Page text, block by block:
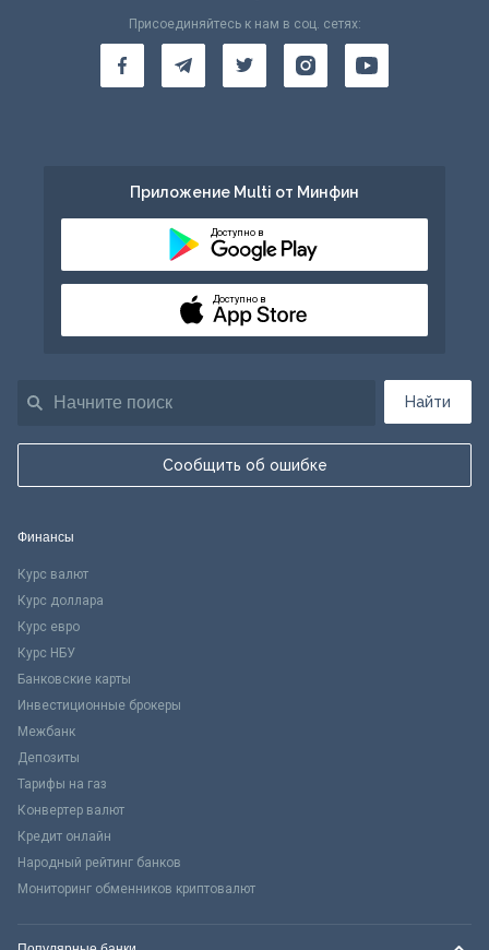
Найти
Сообщить об ошибке
Присоединяйтесь к нам в соц. сетях:
Приложение Multi от Минфин
Доступно в
Доступно в
Финансы
Курс валют
Курс доллара
Курс евро
Курс НБУ
Банковские карты
Инвестиционные брокеры
Межбанк
Депозиты
Тарифы на газ
Конвертер валют
Кредит онлайн
Народный рейтинг банков
Мониторинг обменников криптовалют